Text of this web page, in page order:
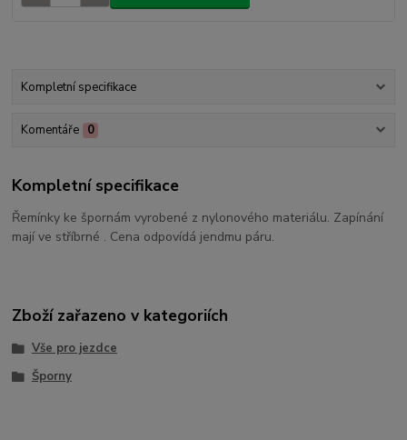
Kompletní specifikace
Komentáře 0
Kompletní specifikace
Řemínky ke špornám vyrobené z nylonového materiálu. Zapínání
mají ve stříbrné . Cena odpovídá jendmu páru.
Zboží zařazeno v kategoriích
Vše pro jezdce
Šporny